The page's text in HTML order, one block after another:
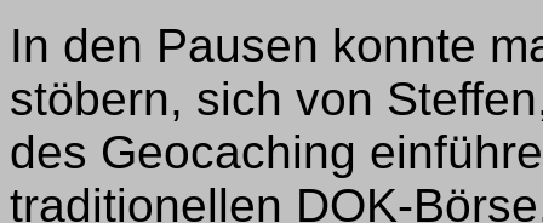
In den Pausen konnte
stöbern, sich von
des Geocaching
traditionellen DOK-